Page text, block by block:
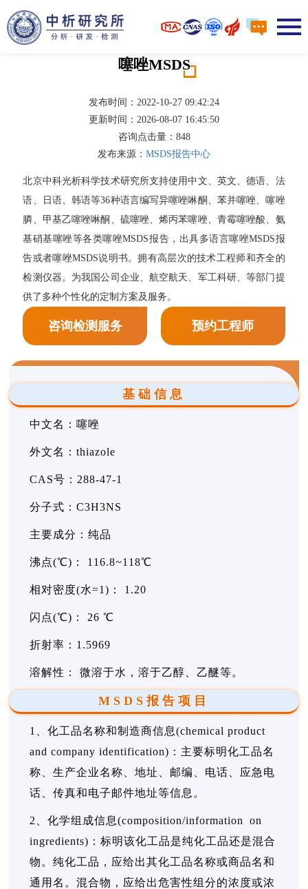
噻唑MSDS
发布时间：2022-10-27 09:42:24
更新时间：2026-08-07 16:45:50
咨询点击量： 848
发布来源： MSDS报告中心
北京中科光析科学技术研究所支持使用中文、英文、德语、法
语、日语、韩语等36种语言编写异噻唑啉酮、苯并噻唑、噻唑
膦、甲基乙噻唑啉酮、硫噻唑、烯丙苯噻唑、青霉噻唑酸、氨
基硝基噻唑等各类噻唑MSDS报告，出具多语言噻唑MSDS报
告或者噻唑MSDS说明书。拥有高层次的技术工程师和齐全的
检测仪器。为我国公司企业、航空航天、军工科研、等部门提
供了多种个性化的定制方案及服务。
咨询检测服务 预约工程师
基础信息
中文名：噻唑
外文名：thiazole
CAS号：288-47-1
分子式：C3H3NS
主要成分：纯品
沸点(℃)： 116.8~118℃
相对密度(水=1)： 1.20
闪点(℃)： 26 ℃
折射率：1.5969
溶解性： 微溶于水，溶于乙醇、乙醚等。
MSDS报告项目
1、化工品名称和制造商信息(chemical product
and company identification)：主要标明化工品名
称、生产企业名称、地址、邮编、电话、应急电
话、传真和电子邮件地址等信息。
2、化学组成信息(composition/information on
ingredients)：标明该化工品是纯化工品还是混合
物。纯化工品，应给出其化工品名称或商品名和
通用名。混合物，应给出危害性组分的浓度或浓